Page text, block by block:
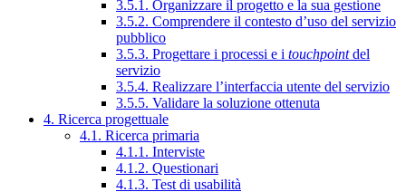
3.5.1. Organizzare il progetto e la sua gestione
3.5.2. Comprendere il contesto d’uso del servizio
pubblico
3.5.3. Progettare i processi e i touchpointdel
servizio
3.5.4. Realizzare l’interfaccia utente del servizio
3.5.5. Validare la soluzione ottenuta
4. Ricerca progettuale
4.1. Ricerca primaria
4.1.1. Interviste
4.1.2. Questionari
4.1.3. Test di usabilità